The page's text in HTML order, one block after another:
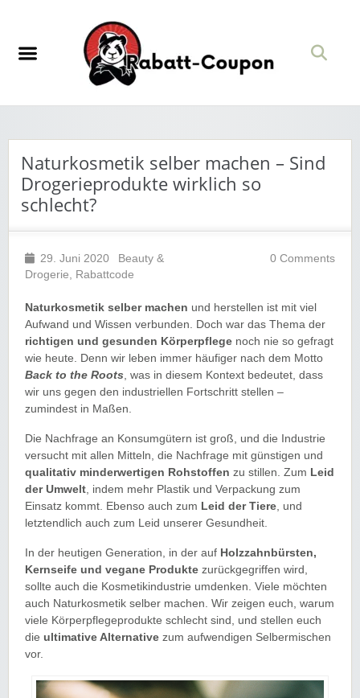
Naturkosmetik selber machen – Sind
Drogerieprodukte wirklich so
schlecht?
29. Juni 2020
Beauty &
Drogerie
Rabattcode
0 Comments
Naturkosmetik selber machen und herstellen ist mit viel
Aufwand und Wissen verbunden. Doch war das Thema der
richtigen und gesunden Körperpflege noch nie so gefragt
wie heute. Denn wir leben immer häufiger nach dem Motto
Back to the Roots , was in diesem Kontext bedeutet, dass
wir uns gegen den industriellen Fortschritt stellen –
zumindest in Maßen.
Die Nachfrage an Konsumgütern ist groß, und die Industrie
versucht mit allen Mitteln, die Nachfrage mit günstigen und
qualitativ minderwertigen Rohstoffen zu stillen. Zum Leid
der Umwelt , indem mehr Plastik und Verpackung zum
Einsatz kommt. Ebenso auch zum Leid der Tiere , und
letztendlich auch zum Leid unserer Gesundheit.
In der heutigen Generation, in der auf Holzzahnbürsten,
Kernseife und vegane Produkte zurückgegriffen wird,
sollte auch die Kosmetikindustrie umdenken. Viele möchten
auch Naturkosmetik selber machen. Wir zeigen euch, warum
viele Körperpflegeprodukte schlecht sind, und stellen euch
die ultimative Alternative zum aufwendigen Selbermischen
vor.